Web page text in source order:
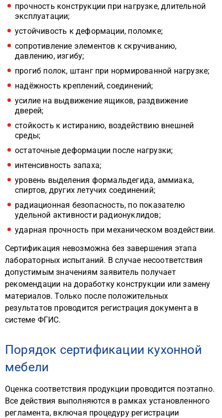
прочность конструкции при нагрузке, длительной
эксплуатации;
устойчивость к деформации, поломке;
сопротивление элементов к скручиванию,
давлению, изгибу;
прогиб полок, штанг при нормированной нагрузке;
надёжность креплений, соединений;
усилие на выдвижение ящиков, раздвижение
дверей;
стойкость к истиранию, воздействию внешней
среды;
остаточные деформации после нагрузки;
интенсивность запаха;
уровень выделения формальдегида, аммиака,
спиртов, других летучих соединений;
радиационная безопасность, по показателю
удельной активности радионуклидов;
ударная прочность при механическом воздействии.
Сертификация невозможна без завершения этапа
лабораторных испытаний. В случае несоответствия
допустимым значениям заявитель получает
рекомендации на доработку конструкции или замену
материалов. Только после положительных
результатов проводится регистрация документа в
системе ФГИС.
Порядок сертификации кухонной
мебели
Оценка соответствия продукции проводится поэтапно.
Все действия выполняются в рамках установленного
регламента, включая процедуру регистрации